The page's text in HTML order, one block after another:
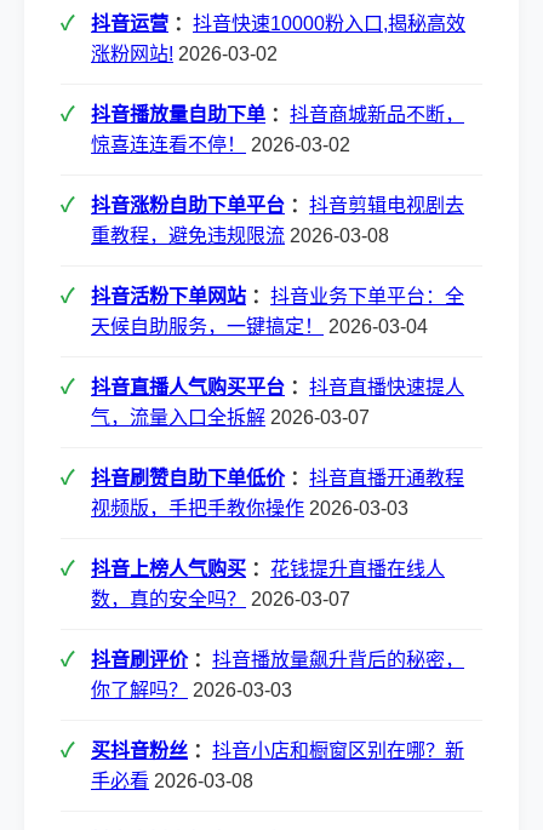
抖音运营 ： 抖音快速10000粉入口,揭秘高效
涨粉网站! 2026-03-02
抖音播放量自助下单 ： 抖音商城新品不断，
惊喜连连看不停！
2026-03-02
抖音涨粉自助下单平台 ： 抖音剪辑电视剧去
重教程，避免违规限流 2026-03-08
抖音活粉下单网站 ： 抖音业务下单平台：全
天候自助服务，一键搞定！
2026-03-04
抖音直播人气购买平台 ： 抖音直播快速提人
气，流量入口全拆解 2026-03-07
抖音刷赞自助下单低价： 抖音直播开通教程
视频版，手把手教你操作 2026-03-03
抖音上榜人气购买 ： 花钱提升直播在线人
数，真的安全吗？
2026-03-07
抖音刷评价： 抖音播放量飙升背后的秘密，
你了解吗？
2026-03-03
买抖音粉丝 ： 抖音小店和橱窗区别在哪？新
手必看 2026-03-08